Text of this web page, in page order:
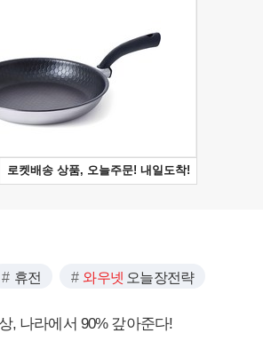
휴전 와우넷 오늘장전략
, 나라에서 90% 갚아준다!